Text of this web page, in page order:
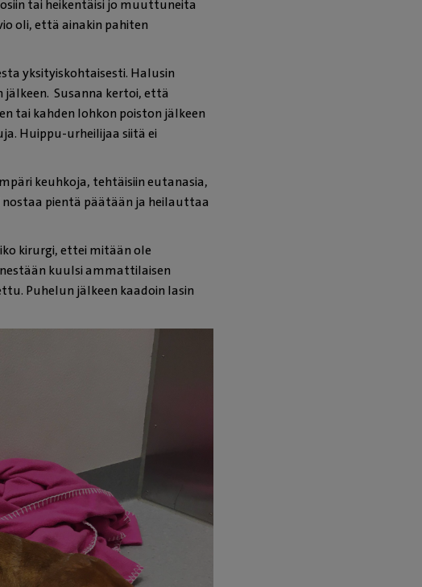
tai heikentäisi jo muuttuneita
oli, että ainakin pahiten
yksityiskohtaisesti. Halusin
Susanna kertoi, että
tai kahden lohkon poiston jälkeen
Huippu-urheilijaa siitä ei
keuhkoja, tehtäisiin eutanasia,
pientä päätään ja heilauttaa
kirurgi, ettei mitään ole
kuulsi ammattilaisen
Puhelun jälkeen kaadoin lasin